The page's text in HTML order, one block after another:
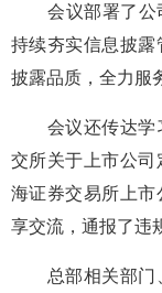
会议部署了公司
持续夯实信息披露
披露品质，全力服
会议还传达学习
交所关于上市公司
海证券交易所上
享交流，通报了违
总部相关部门、